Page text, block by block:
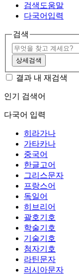
검색도움말
다국어입력
검색
상세검색
결과 내 재검색
인기 검색어
다국어 입력
히라가나
가타카나
중국어
한글고어
그리스문자
프랑스어
독일어
히브리어
괄호기호
학술기호
기술기호
첨자기호
라틴문자
러시아문자